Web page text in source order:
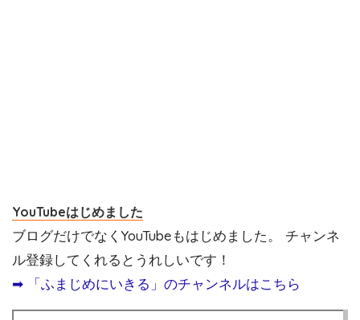
YouTubeはじめました
ブログだけでなくYouTubeもはじめました。 チャンネ
ル登録してくれるとうれしいです！
➡︎ 「ふまじめにいきる」のチャンネルはこちら